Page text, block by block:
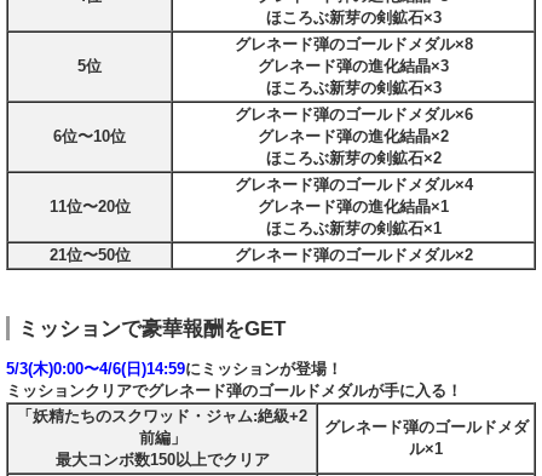
ほころぶ新芽の剣鉱石×3
5位
グレネード弾のゴールドメダル×8
グレネード弾の進化結晶×3
ほころぶ新芽の剣鉱石×3
6位〜10位
グレネード弾のゴールドメダル×6
グレネード弾の進化結晶×2
ほころぶ新芽の剣鉱石×2
11位〜20位
グレネード弾のゴールドメダル×4
グレネード弾の進化結晶×1
ほころぶ新芽の剣鉱石×1
21位〜50位
グレネード弾のゴールドメダル×2
ミッションで豪華報酬をGET
5/3(木)0:00〜4/6(日)14:59にミッションが登場！
ミッションクリアでグレネード弾のゴールドメダルが手に入る！
「妖精たちのスクワッド・ジャム:絶級+2
前編」
最大コンボ数150以上でクリア
グレネード弾のゴールドメダ
ル×1